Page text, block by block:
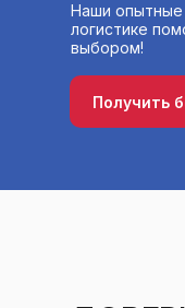
Наши опытные
логистике
выбором!
Получить